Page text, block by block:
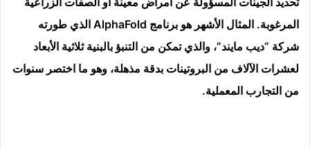
المرغوبة. المثال الأشهر هو برنامج AlphaFold الذي طورته
شركة “ديب مايند”، والذي تمكن من التنبؤ بالبنية ثلاثية الأبعاد
لعشرات الآلاف من البروتينات بدقة مذهلة، وهو ما اختصر سنوات
من التجارب المعملية.